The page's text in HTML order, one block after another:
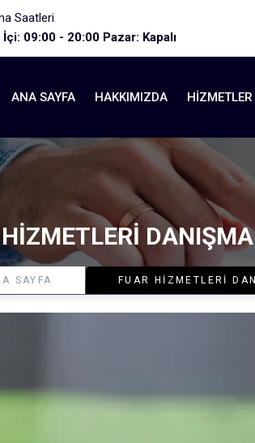
Saatleri
İçi: 09:00 - 20:00 Pazar: Kapalı
ANA SAYFA HAKKIMIZDA HIZMETLER
SAYFA FUAR HIZMETLERI